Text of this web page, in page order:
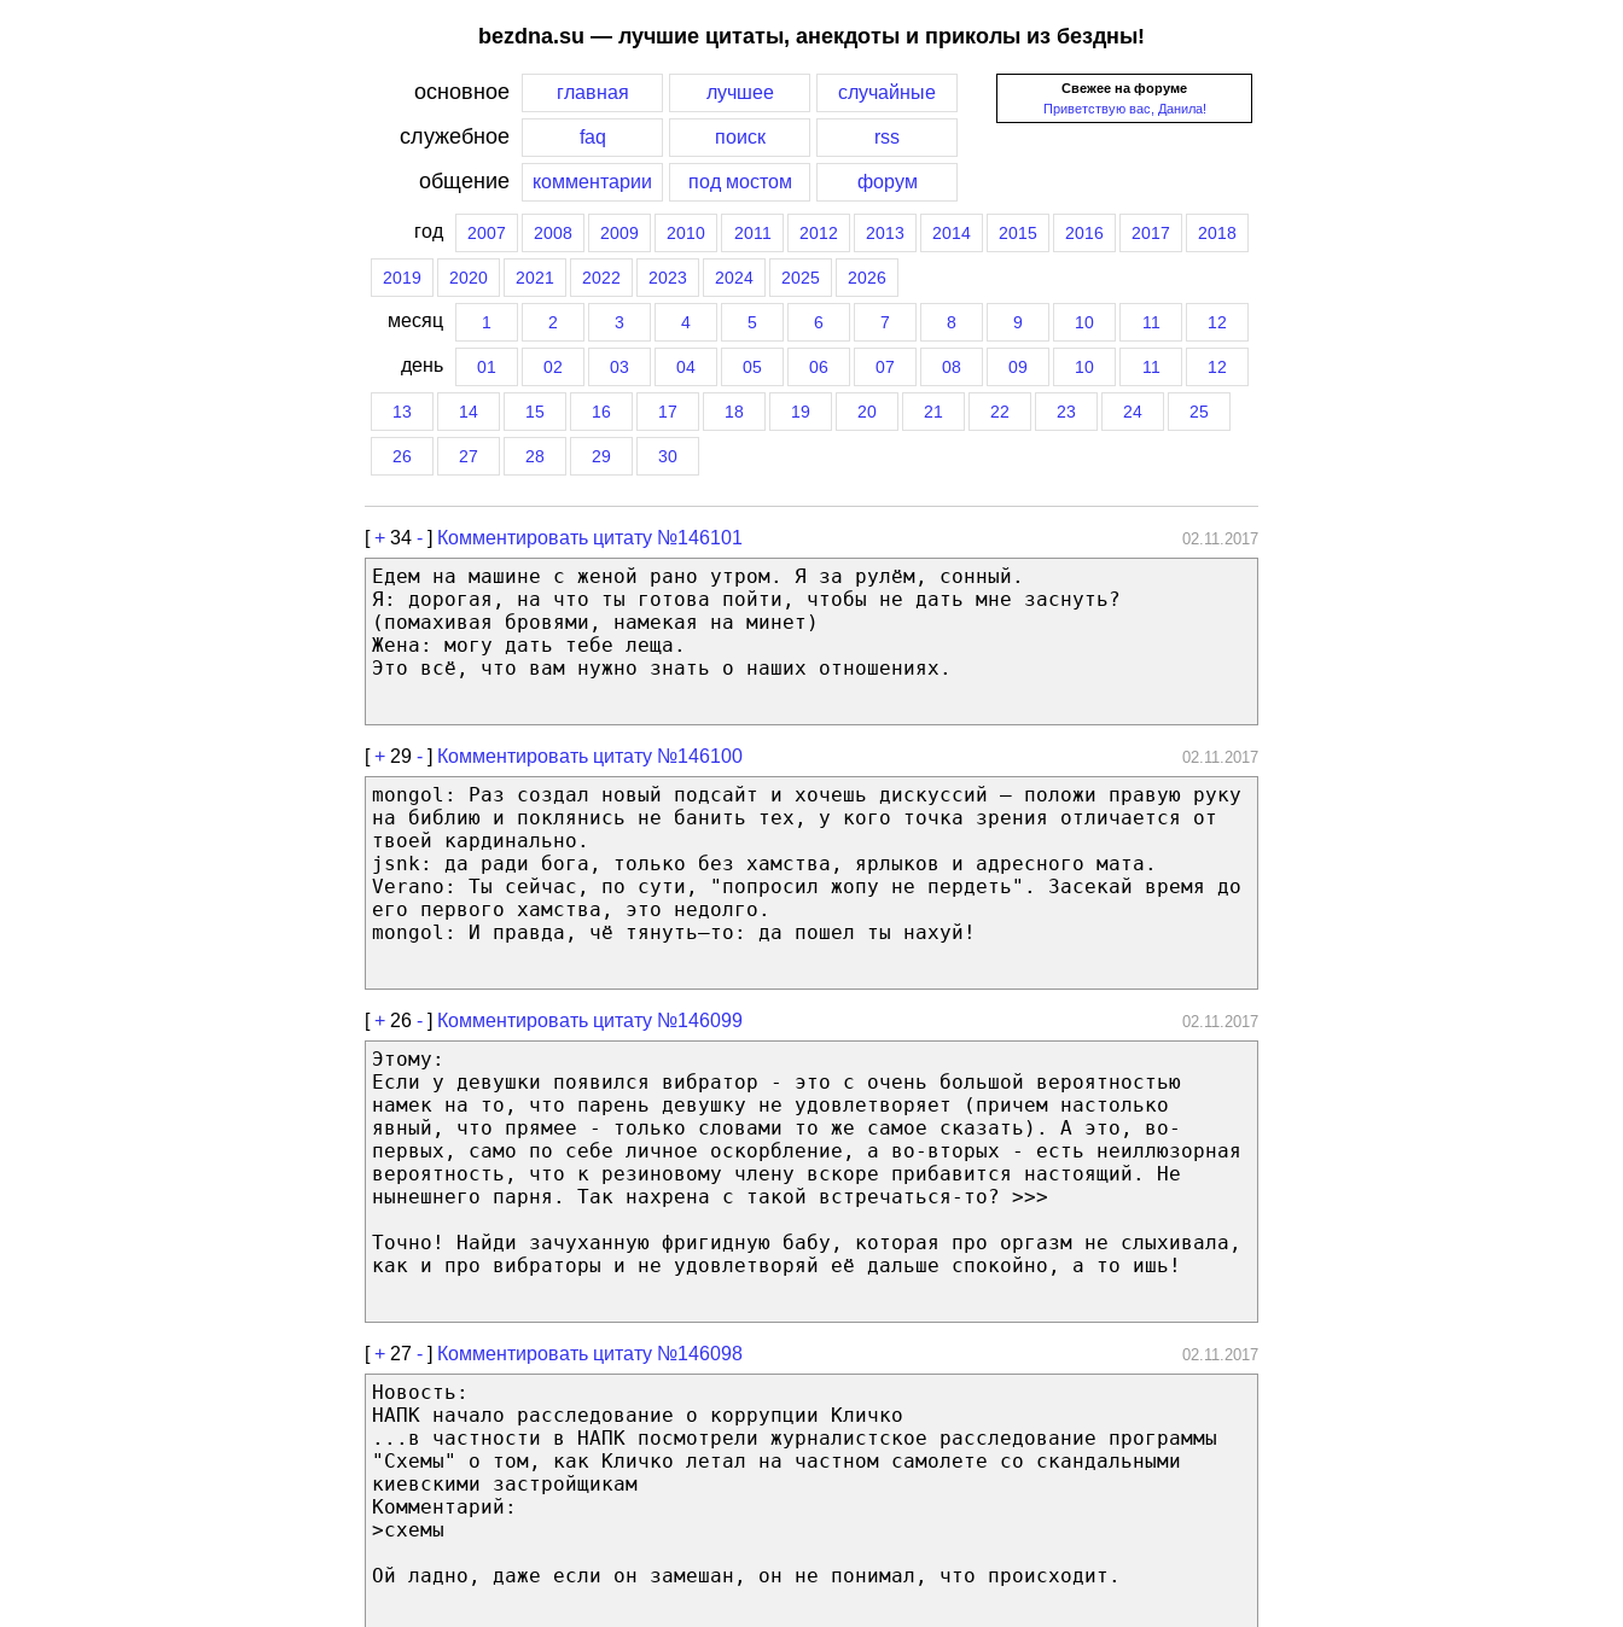
bezdna.su — лучшие цитаты, анекдоты и приколы из бездны!
Свежее на форуме
Приветствую вас, Данила!
основное главная лучшее случайные
служебное faq поиск rss
общение комментарии под мостом форум
год 2007 2008 2009 2010 2011 2012 2013 2014 2015 2016 2017 2018
2019 2020 2021 2022 2023 2024 2025 2026
месяц 1 2 3 4 5 6 7 8 9 10 11 12
день 01 02 03 04 05 06 07 08 09 10 11 12
13 14 15 16 17 18 19 20 21 22 23 24 25
26 27 28 29 30
[+ 34 - ] Комментировать цитату №146101 02.11.2017
Едем на машине с женой рано утром. Я за рулём, сонный.
Я: дорогая, на что ты готова пойти, чтобы не дать мне заснуть?
(помахивая бровями, намекая на минет)
Жена: могу дать тебе леща.
Это всё, что вам нужно знать о наших отношениях.
[+ 29 - ] Комментировать цитату №146100 02.11.2017
mongol: Раз создал новый подсайт и хочешь дискуссий — положи правую руку
на библию и поклянись не банить тех, у кого точка зрения отличается от
твоей кардинально.
jsnk: да ради бога, только без хамства, ярлыков и адресного мата.
Verano: Ты сейчас, по сути, "попросил жопу не пердеть". Засекай время до
его первого хамства, это недолго.
mongol: И правда, чё тянуть–то: да пошел ты нахуй!
[+ 26 - ] Комментировать цитату №146099 02.11.2017
Этому:
Если у девушки появился вибратор - это с очень большой вероятностью
намек на то, что парень девушку не удовлетворяет (причем настолько
явный, что прямее - только словами то же самое сказать). А это, во-
первых, само по себе личное оскорбление, а во-вторых - есть неиллюзорная
вероятность, что к резиновому члену вскоре прибавится настоящий. Не
нынешнего парня. Так нахрена с такой встречаться-то? >>>
Точно! Найди зачуханную фригидную бабу, которая про оргазм не слыхивала,
как и про вибраторы и не удовлетворяй её дальше спокойно, а то ишь!
[+ 27 - ] Комментировать цитату №146098 02.11.2017
Новость:
НАПК начало расследование о коррупции Кличко
...в частности в НАПК посмотрели журналистское расследование программы
"Схемы" о том, как Кличко летал на частном самолете со скандальными
киевскими застройщикам
Комментарий:
>cхемы
Ой ладно, даже если он замешан, он не понимал, что происходит.